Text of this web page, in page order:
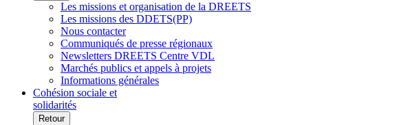
Les missions et organisation de la DREETS
Les missions des DDETS(PP)
Nous contacter
Communiqués de presse régionaux
Newsletters DREETS Centre VDL
Marchés publics et appels à projets
Informations générales
Cohésion sociale et
solidarités
Retour